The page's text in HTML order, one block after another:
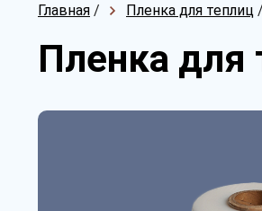
Главная / Пленка для теплиц /
Пленка для